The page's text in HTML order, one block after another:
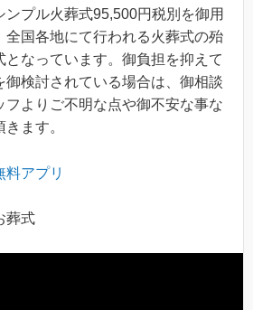
プル火葬式95,500円税別を御用
全国各地にて行われる火葬式の殆
となっています。御負担を抑えて
御検討されている場合は、御相談
フよりご不明な点や御不安な事な
ます。
料アプリ
葬式